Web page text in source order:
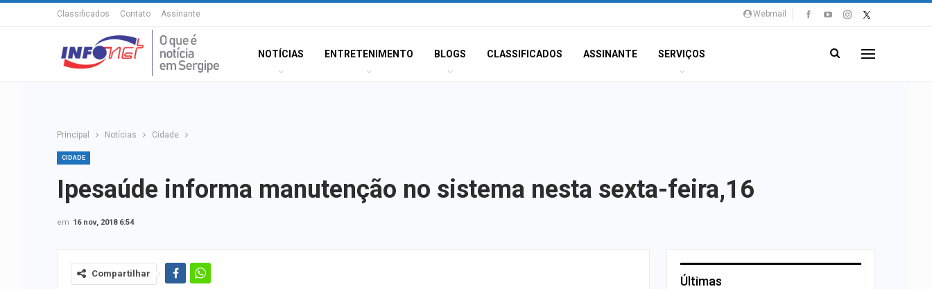
Webmail
Classificados Contato Assinante
NOTÍCIAS ENTRETENIMENTO BLOGS CLASSIFICADOS ASSINANTE SERVIÇOS
Principal Notícias Cidade
CIDADE
Ipesaúde informa manutenção no sistema nesta sexta-feira,16
em 16 nov, 2018 6:54
Compartilhar
Últimas